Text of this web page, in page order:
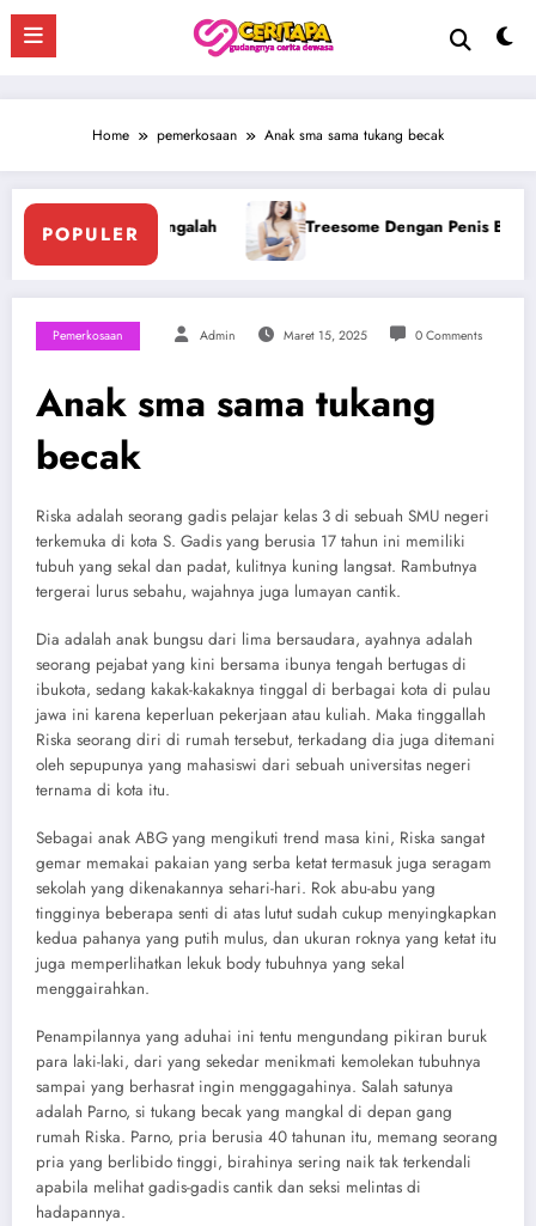
Skip
content
Home pemerkosaan Anak sma sama tukang becak
POPULER
Dengan Penis Besar Pegawai Hotel Ngentot
Pemerkosaan Admin Maret 15, 2025 0 Comments
Anak sma sama tukang
becak
Riska adalah seorang gadis pelajar kelas 3 di sebuah SMU negeri
terkemuka di kota S. Gadis yang berusia 17 tahun ini memiliki
tubuh yang sekal dan padat, kulitnya kuning langsat. Rambutnya
tergerai lurus sebahu, wajahnya juga lumayan cantik.
Dia adalah anak bungsu dari lima bersaudara, ayahnya adalah
seorang pejabat yang kini bersama ibunya tengah bertugas di
ibukota, sedang kakak-kakaknya tinggal di berbagai kota di pulau
jawa ini karena keperluan pekerjaan atau kuliah. Maka tinggallah
Riska seorang diri di rumah tersebut, terkadang dia juga ditemani
oleh sepupunya yang mahasiswi dari sebuah universitas negeri
ternama di kota itu.
Sebagai anak ABG yang mengikuti trend masa kini, Riska sangat
gemar memakai pakaian yang serba ketat termasuk juga seragam
sekolah yang dikenakannya sehari-hari. Rok abu-abu yang
tingginya beberapa senti di atas lutut sudah cukup menyingkapkan
kedua pahanya yang putih mulus, dan ukuran roknya yang ketat itu
juga memperlihatkan lekuk body tubuhnya yang sekal
menggairahkan.
Penampilannya yang aduhai ini tentu mengundang pikiran buruk
para laki-laki, dari yang sekedar menikmati kemolekan tubuhnya
sampai yang berhasrat ingin menggagahinya. Salah satunya
adalah Parno, si tukang becak yang mangkal di depan gang
rumah Riska. Parno, pria berusia 40 tahunan itu, memang seorang
pria yang berlibido tinggi, birahinya sering naik tak terkendali
apabila melihat gadis-gadis cantik dan seksi melintas di
hadapannya.